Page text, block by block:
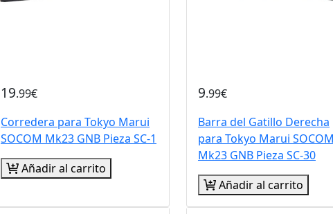
19.99€
Corredera para Tokyo Marui
SOCOM Mk23 GNB Pieza SC-1
Añadir al carrito
9.99€
Barra del Gatillo Derecha
para Tokyo Marui SOCOM
Mk23 GNB Pieza SC-30
Añadir al carrito